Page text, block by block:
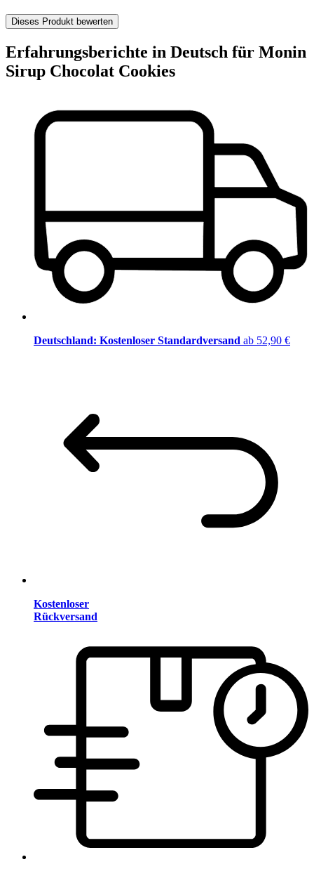
Dieses Produkt bewerten
Erfahrungsberichte in Deutsch für Monin
Sirup Chocolat Cookies
Deutschland: Kostenloser Standardversand ab 52,90 €
Kostenloser
Rückversand